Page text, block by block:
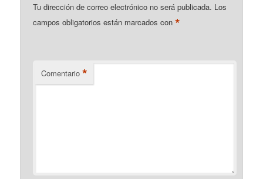
Tu dirección de correo electrónico no será publicada. Los
campos obligatorios están marcados con*
Comentario *